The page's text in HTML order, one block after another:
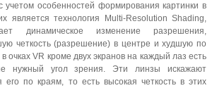
учетом особенностей формирования картинки в
является технология Multi-Resolution Shading,
динамическое изменение разрешения,
четкость (разрешение) в центре и худшую по
очках VR кроме двух экранов на каждый лаз есть
нужный угол зрения. Эти линзы искажают
по краям, то есть высокая четкость в этих